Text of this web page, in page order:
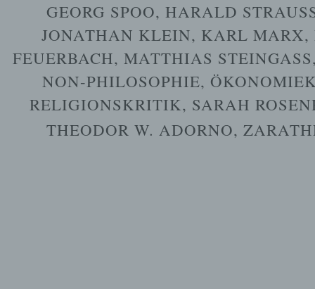
GEORG SPOO, HARALD STRAUSS
JONATHAN KLEIN, KARL MARX,
FEUERBACH, MATTHIAS STEINGASS
NON-PHILOSOPHIE,
RELIGIONSKRITIK, SARAH
THEODOR W. ADORNO,